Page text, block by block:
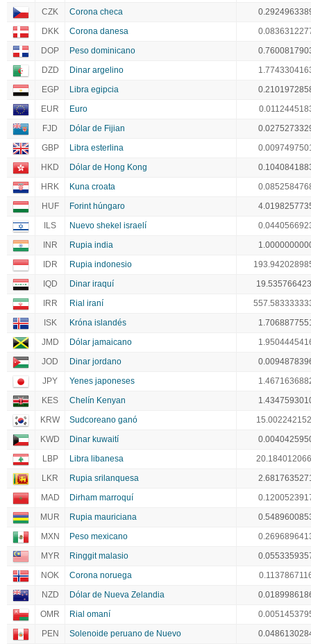
CZK
Corona checa
DKK
Corona danesa
DOP
Peso dominicano
DZD
Dinar argelino
EGP
Libra egipcia
EUR
Euro
FJD
Dólar de Fijian
GBP
Libra esterlina
HKD
Dólar de Hong Kong
HRK
Kuna croata
HUF
Forint húngaro
ILS
Nuevo shekel israelí
INR
Rupia india
IDR
Rupia indonesio
IQD
Dinar iraquí
IRR
Rial iraní
ISK
Króna islandés
JMD
Dólar jamaicano
JOD
Dinar jordano
JPY
Yenes japoneses
KES
Chelín Kenyan
KRW
Sudcoreano ganó
KWD
Dinar kuwaití
LBP
Libra libanesa
LKR
Rupia srilanquesa
MAD
Dirham marroquí
MUR
Rupia mauriciana
MXN
Peso mexicano
MYR
Ringgit malasio
NOK
Corona noruega
NZD
Dólar de Nueva Zelandia
OMR
Rial omaní
PEN
Solenoide peruano de Nuevo